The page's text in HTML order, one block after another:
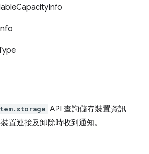
API 查詢儲存裝置資訊，
置連接及卸除時收到通知。